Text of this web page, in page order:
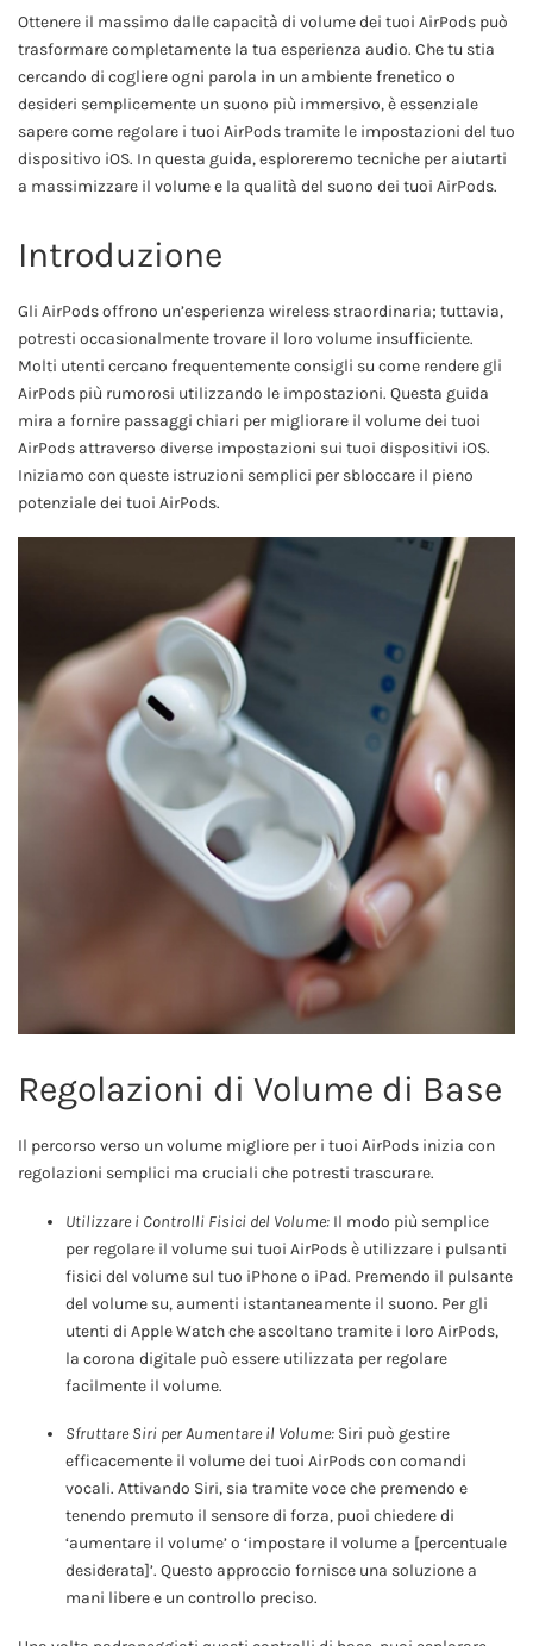
Ottenere il massimo dalle capacità di volume dei tuoi AirPods può
trasformare completamente la tua esperienza audio. Che tu stia
cercando di cogliere ogni parola in un ambiente frenetico o
desideri semplicemente un suono più immersivo, è essenziale
sapere come regolare i tuoi AirPods tramite le impostazioni del tuo
dispositivo iOS. In questa guida, esploreremo tecniche per aiutarti
a massimizzare il volume e la qualità del suono dei tuoi AirPods.
Introduzione
Gli AirPods offrono un’esperienza wireless straordinaria; tuttavia,
potresti occasionalmente trovare il loro volume insufficiente.
Molti utenti cercano frequentemente consigli su come rendere gli
AirPods più rumorosi utilizzando le impostazioni. Questa guida
mira a fornire passaggi chiari per migliorare il volume dei tuoi
AirPods attraverso diverse impostazioni sui tuoi dispositivi iOS.
Iniziamo con queste istruzioni semplici per sbloccare il pieno
potenziale dei tuoi AirPods.
Regolazioni di Volume di Base
Il percorso verso un volume migliore per i tuoi AirPods inizia con
regolazioni semplici ma cruciali che potresti trascurare.
Utilizzare i Controlli Fisici del Volume: Il modo più semplice
per regolare il volume sui tuoi AirPods è utilizzare i pulsanti
fisici del volume sul tuo iPhone o iPad. Premendo il pulsante
del volume su, aumenti istantaneamente il suono. Per gli
utenti di Apple Watch che ascoltano tramite i loro AirPods,
la corona digitale può essere utilizzata per regolare
facilmente il volume.
Sfruttare Siri per Aumentare il Volume: Siri può gestire
efficacemente il volume dei tuoi AirPods con comandi
vocali. Attivando Siri, sia tramite voce che premendo e
tenendo premuto il sensore di forza, puoi chiedere di
‘aumentare il volume’ o ‘impostare il volume a [percentuale
desiderata]’. Questo approccio fornisce una soluzione a
mani libere e un controllo preciso.